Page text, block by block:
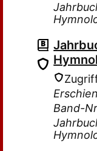
Band-